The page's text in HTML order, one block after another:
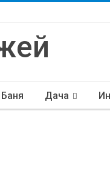
Баня Дача